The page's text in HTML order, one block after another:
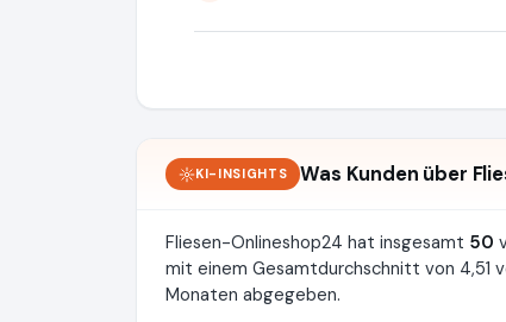
KI-INSIGHTS Was Kunden über
Fliesen-Onlineshop24 hat insgesamt 50
mit einem Gesamtdurchschnitt von 4,51
Monaten abgegeben.